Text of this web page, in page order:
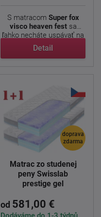
S matracom Super fox
visco heaven festsa
ľahko necháte uspávať na
...
Detail
doprava
zdarma
Matrac zo studenej
peny Swisslab
prestige gel
od 581,00 €